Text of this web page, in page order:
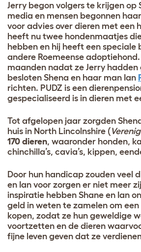
Jerry begon volgers te krijgen op
media en mensen begonnen
voor advies over dieren met een
heeft nu twee hondenmaatjes
hebben en hij heeft een speciale
andere Roemeense adoptiehond.
maanden nadat ze Jerry hadden
besloten Shena en haar man Ian
richten. PUDZ is een
gespecialiseerd is in dieren met
Tot afgelopen jaar zorgden
huis in North Lincolnshire (
170 dieren, waaronder honden,
chinchilla’s, cavia’s, kippen,
Door hun handicap zouden veel
en Ian voor zorgen er niet meer
inspiratie hebben Shane en Ian
geld in weten te zamelen om
kopen, zodat ze hun geweldige
voortzetten en de dieren
fijne leven geven dat ze